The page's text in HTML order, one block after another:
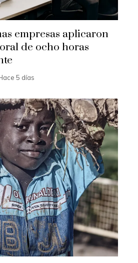
empresas aplicaron
de ocho horas
5 días